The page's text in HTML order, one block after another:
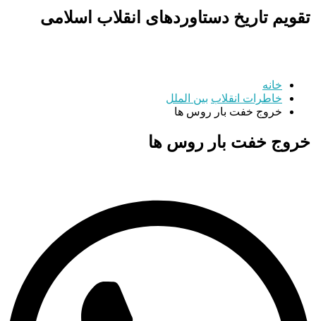
تقویم تاریخ دستاوردهای انقلاب اسلامی
خانه
خاطرات انقلاب بین الملل
خروج خفت بار روس ها
خروج خفت بار روس ها